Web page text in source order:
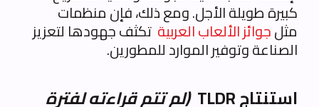
كبيرة طويلة الأجل. ومع ذلك، فإن منظمات
مثلجوائز الألعاب العربية تكثف جهودها لتعزيز
الصناعة وتوفير الموارد للمطورين.
استنتاج TLDR (لم تتم قراءته لفترة